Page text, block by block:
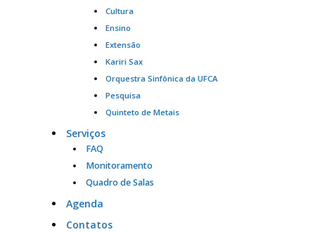
Cultura
Ensino
Extensão
Kariri Sax
Orquestra Sinfônica da UFCA
Pesquisa
Quinteto de Metais
Serviços
FAQ
Monitoramento
Quadro de Salas
Agenda
Contatos